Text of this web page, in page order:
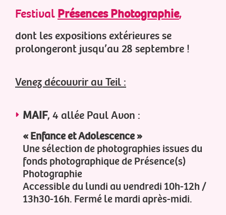
Festival Présences Photographie,
dont les expositions extérieures se
prolongeront jusqu’au 28 septembre !
Venez découvrir au Teil :
MAIF, 4 allée Paul Avon :
« Enfance et Adolescence »
Une sélection de photographies issues du
fonds photographique de Présence(s)
Photographie
Accessible du lundi au vendredi 10h-12h /
13h30-16h. Fermé le mardi après-midi.